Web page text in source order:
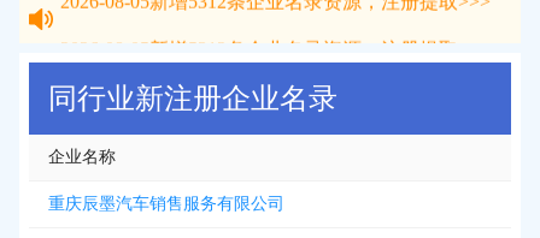
新增 条企业名录资源，注册提取>>>
同行业新注册企业名录
企业名称
重庆辰墨汽车销售服务有限公司